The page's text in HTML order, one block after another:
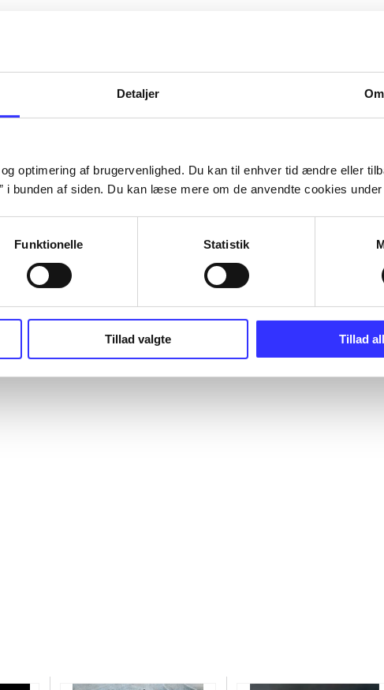
Detaljer Om
optimering af brugervenlighed. Du kan til enhver tid ændre eller
bunden af siden. Du kan læse mere om de anvendte cookies under
Funktionelle Statistik
Tillad valgte Tillad